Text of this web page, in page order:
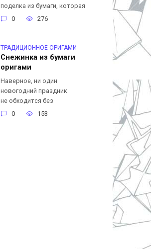
поделка из бумаги, которая
0
276
ТРАДИЦИОННОЕ ОРИГАМИ
Снежинка из бумаги
оригами
Наверное, ни один
новогодний праздник
не обходится без
0
153